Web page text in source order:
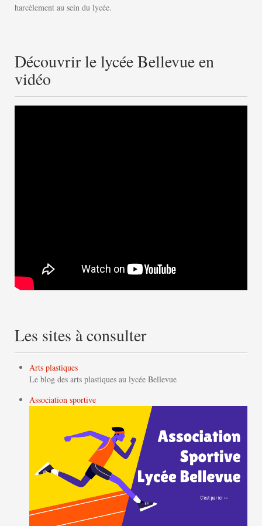
harcèlement au sein du lycée.
Découvrir le lycée Bellevue en
vidéo
Les sites à consulter
Arts plastiques
Le blog des arts plastiques au lycée Bellevue
Association sportive